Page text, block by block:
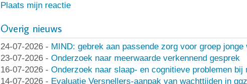
Plaats mijn reactie
Overig nieuws
24-07-2026 - MIND: gebrek aan passende zorg voor groep jonge
23-07-2026 - Onderzoek naar meerwaarde verkennend gesprek
16-07-2026 - Onderzoek naar slaap- en cognitieve problemen bij
14-07-2026 - Evaluatie Versnellers-aanpak van wachttijden in ggz